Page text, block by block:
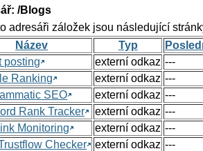
/Blogs
adresáři záložek jsou následující
Název
Typ
posting
externí odkaz ---
Ranking
externí odkaz ---
SEO
externí odkaz ---
Rank Tracker
externí odkaz ---
Monitoring
externí odkaz ---
Checker
externí odkaz ---